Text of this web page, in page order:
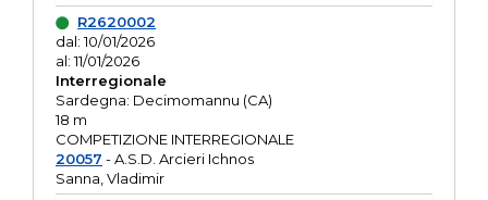
R2620002
dal: 10/01/2026
al: 11/01/2026
Interregionale
Sardegna: Decimomannu (CA)
18 m
COMPETIZIONE INTERREGIONALE
20057 - A.S.D. Arcieri Ichnos
Sanna, Vladimir